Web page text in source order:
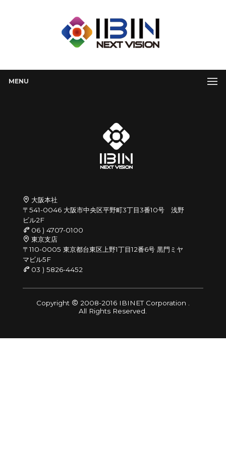
MENU
大阪本社
〒541-0046 大阪市中央区平野町3丁目3番10号 浅野
ビル2F
06 ) 4707-0100
東京支店
〒110-0005 東京都台東区上野1丁目12番6号 黒門ミヤ
マビル5F
03 ) 5826-4452
Copyright
2008-2016 IBINET Corporation .
All Rights Reserved.